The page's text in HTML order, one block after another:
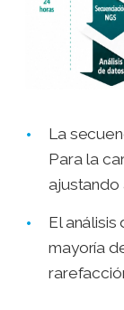
La
Para la
ajustando
El
mayoría